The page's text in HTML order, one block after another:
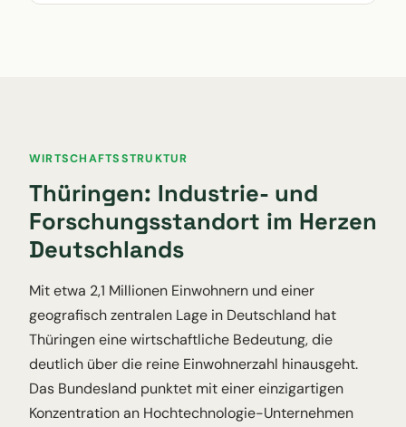
WIRTSCHAFTSSTRUKTUR
Thüringen: Industrie- und
Forschungsstandort im Herzen
Deutschlands
Mit etwa 2,1 Millionen Einwohnern und einer
geografisch zentralen Lage in Deutschland hat
Thüringen eine wirtschaftliche Bedeutung, die
deutlich über die reine Einwohnerzahl hinausgeht.
Das Bundesland punktet mit einer einzigartigen
Konzentration an Hochtechnologie-Unternehmen